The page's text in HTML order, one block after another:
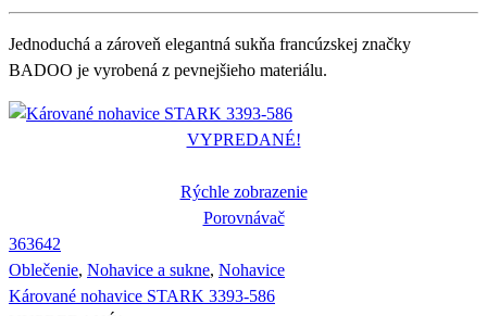
Jednoduchá a zároveň elegantná sukňa francúzskej značky
BADOO je vyrobená z pevnejšieho materiálu.
VYPREDANÉ!
Rýchle zobrazenie
Porovnávač
363642
Oblečenie, Nohavice a sukne, Nohavice
Kárované nohavice STARK 3393-586